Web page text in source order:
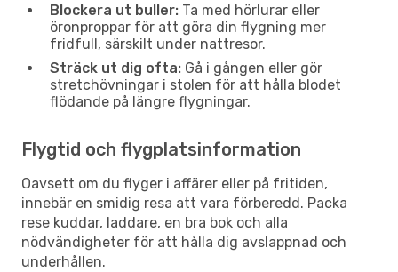
Blockera ut buller: Ta med hörlurar eller
öronproppar för att göra din flygning mer
fridfull, särskilt under nattresor.
Sträck ut dig ofta: Gå i gången eller gör
stretchövningar i stolen för att hålla blodet
flödande på längre flygningar.
Flygtid och flygplatsinformation
Oavsett om du flyger i affärer eller på fritiden,
innebär en smidig resa att vara förberedd. Packa
rese kuddar, laddare, en bra bok och alla
nödvändigheter för att hålla dig avslappnad och
underhållen.